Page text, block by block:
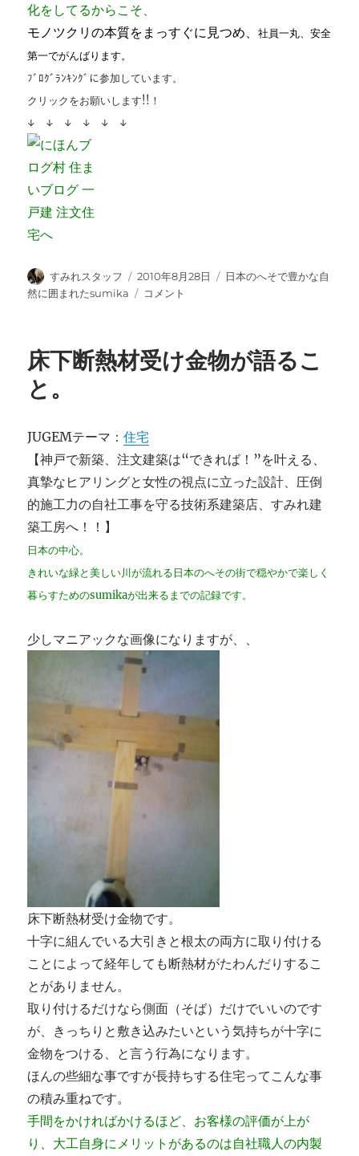
化をしてるからこそ、
モノツクリの本質をまっすぐに見つめ、社員一丸、安全
第一でがんばります。
ﾌﾞﾛｸﾞﾗﾝｷﾝｸﾞに参加しています。
クリックをお願いします!!！
↓ ↓ ↓ ↓ ↓ ↓
投
稿
すみれスタッフ
投
稿
2010年8月28日
カ
日本のへそで豊かな自
然に囲まれたsumika
筋
物、
物。
に
コメント
床下断熱材受け金物が語るこ
と。
JUGEMテーマ：住宅
【神戸で新築、注文建築は“できれば！”を叶える、
真摯なヒアリングと女性の視点に立った設計、圧倒
的施工力の自社工事を守る技術系建築店、すみれ建
築工房へ！！】
日本の中心。
きれいな緑と美しい川が流れる日本のへその街で穏やかで楽しく
暮らすためのsumikaが出来るまでの記録です。
少しマニアックな画像になりますが、、
床下断熱材受け金物です。
十字に組んでいる大引きと根太の両方に取り付ける
ことによって経年しても断熱材がたわんだりするこ
とがありません。
取り付けるだけなら側面（そば）だけでいいのです
が、きっちりと敷き込みたいという気持ちが十字に
金物をつける、と言う行為になります。
ほんの些細な事ですが長持ちする住宅ってこんな事
の積み重ねです。
手間をかければかけるほど、お客様の評価が上が
り、大工自身にメリットがあるのは自社職人の内製